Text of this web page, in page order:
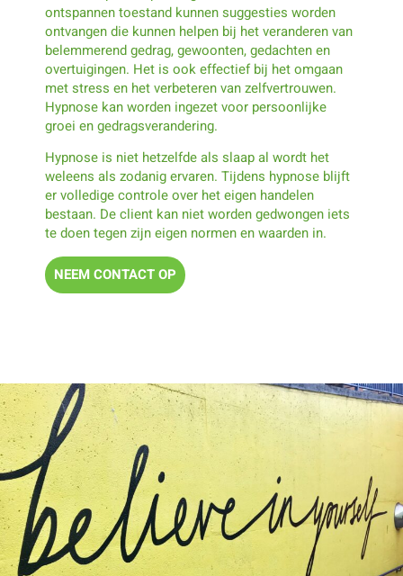
ontspannen toestand kunnen suggesties worden
ontvangen die kunnen helpen bij het veranderen van
belemmerend gedrag, gewoonten, gedachten en
overtuigingen. Het is ook effectief bij het omgaan
met stress en het verbeteren van zelfvertrouwen.
Hypnose kan worden ingezet voor persoonlijke
groei en gedragsverandering.
Hypnose is niet hetzelfde als slaap al wordt het
weleens als zodanig ervaren. Tijdens hypnose blijft
er volledige controle over het eigen handelen
bestaan. De client kan niet worden gedwongen iets
te doen tegen zijn eigen normen en waarden in.
NEEM CONTACT OP